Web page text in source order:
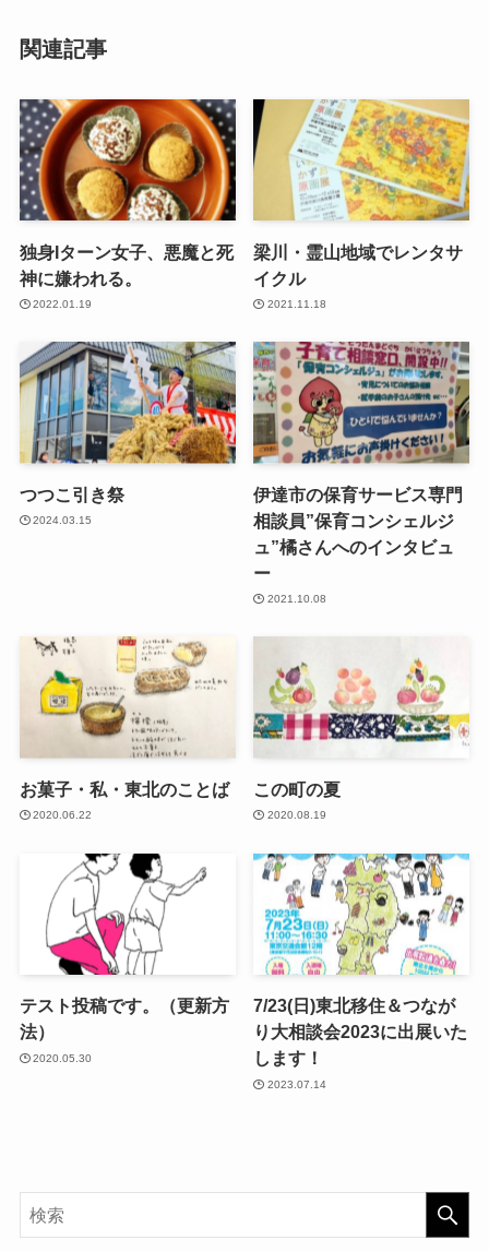
関連記事
独身Iターン女子、悪魔と死
神に嫌われる。
2022.01.19
梁川・霊山地域でレンタサ
イクル
2021.11.18
つつこ引き祭
2024.03.15
伊達市の保育サービス専門
相談員”保育コンシェルジ
ュ”橘さんへのインタビュ
ー
2021.10.08
お菓子・私・東北のことば
2020.06.22
この町の夏
2020.08.19
テスト投稿です。（更新方
法）
2020.05.30
7/23(日)東北移住＆つなが
り大相談会2023に出展いた
します！
2023.07.14